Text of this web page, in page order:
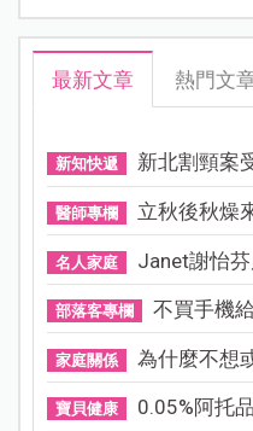
最新文章 熱門文
新知快遞 新北割頸案
醫師專欄 立秋後秋燥
名人家庭 Janet謝怡
部落客專欄 不買手機
家庭關係 為什麼不想
寶貝健康 0.05%阿托